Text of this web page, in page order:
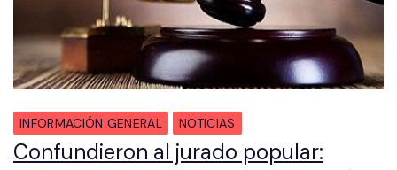
INFORMACIÓN GENERAL NOTICIAS
Confundieron al jurado popular: